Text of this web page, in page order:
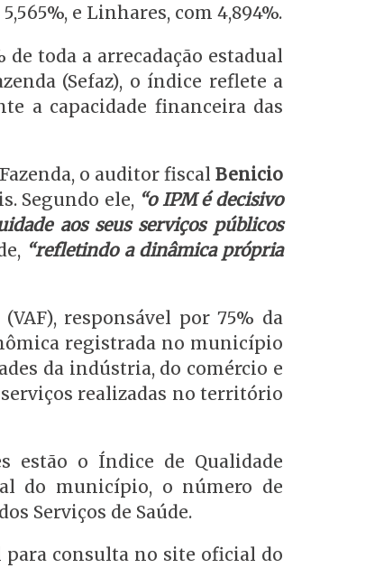
e Linhares, com 4,894%.
toda a arrecadação estadual
(Sefaz), o índice reflete a
a capacidade financeira das
o auditor fiscal Benicio
Segundo ele,“o IPM é decisivo
aos seus serviços públicos
“refletindo a dinâmica própria
responsável por 75% da
registrada no município
da indústria, do comércio e
realizadas no território
estão o Índice de Qualidade
do município, o número de
Serviços de Saúde.
consulta no site oficial do